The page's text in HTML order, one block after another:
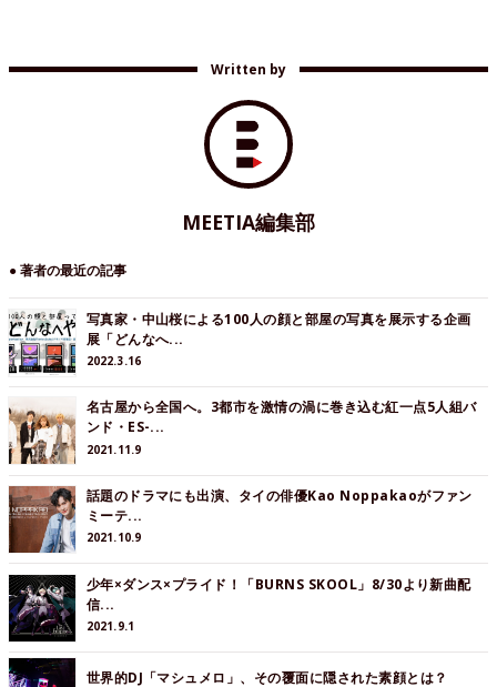
Written by
MEETIA編集部
● 著者の最近の記事
写真家・中山桜による100人の顔と部屋の写真を展示する企画
展「どんなへ...
2022.3.16
名古屋から全国へ。3都市を激情の渦に巻き込む紅一点5人組バ
ンド・ES-...
2021.11.9
話題のドラマにも出演、タイの俳優Kao Noppakaoがファン
ミーテ...
2021.10.9
少年×ダンス×プライド！「BURNS SKOOL」8/30より新曲配
信...
2021.9.1
世界的DJ「マシュメロ」、その覆面に隠された素顔とは？